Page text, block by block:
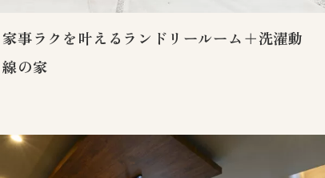
家事ラクを叶えるランドリールーム＋洗濯動
線の家